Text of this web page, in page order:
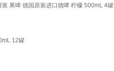
果啤 德国原装进口德啤 柠檬 500mL 4罐
12罐